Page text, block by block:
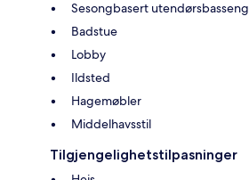
Sesongbasert utendørsbasseng
Badstue
Lobby
Ildsted
Hagemøbler
Middelhavsstil
Tilgjengelighetstilpasninger